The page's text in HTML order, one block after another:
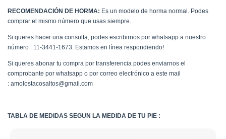
RECOMENDACIÓN DE HORMA: Es un modelo de horma normal. Podes
comprar el mismo número que usas siempre.
Si queres hacer una consulta, podes escribirnos por whatsapp a nuestro
número : 11-3441-1673. Estamos en línea respondiendo!
Si queres abonar tu compra por transferencia podes enviarnos el
comprobante por whatsapp o por correo electrónico a este mail
: amolostacosaltos@gmail.com
TABLA DE MEDIDAS SEGUN LA MEDIDA DE TU PIE :